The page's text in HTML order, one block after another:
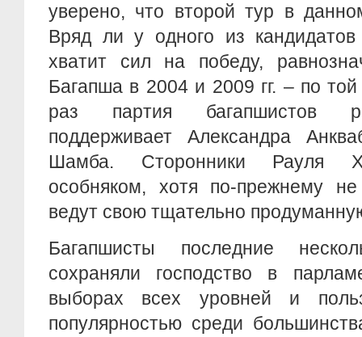
уверено, что второй тур в
Вряд ли у одного из
хватит сил на победу,
Багапша в 2004 и 2009 гг. – по
раз партия багапшистов
поддерживает Александра
Шамба. Сторонники Рауля
особняком, хотя по-прежнему
ведут свою тщательно
Багапшисты последние
сохраняли господство в
выборах всех уровней и
популярностью среди